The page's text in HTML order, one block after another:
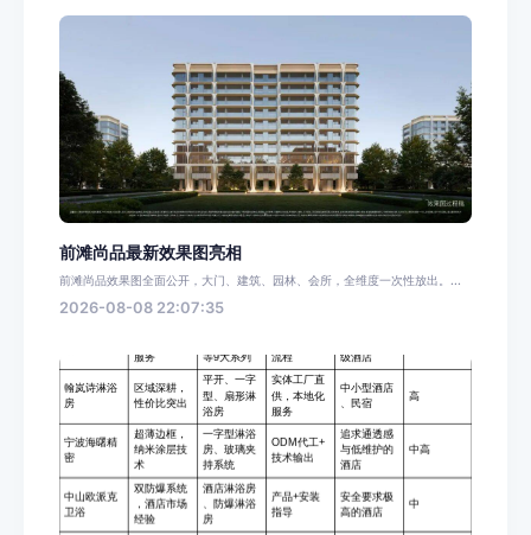
前滩尚品最新效果图亮相
前滩尚品效果图全面公开，大门、建筑、园林、会所，全维度一次性放出。...
2026-08-08 22:07:35